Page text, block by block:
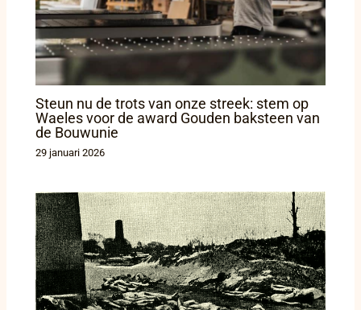
Steun nu de trots van onze streek: stem op
Waeles voor de award Gouden baksteen van
de Bouwunie
29 januari 2026